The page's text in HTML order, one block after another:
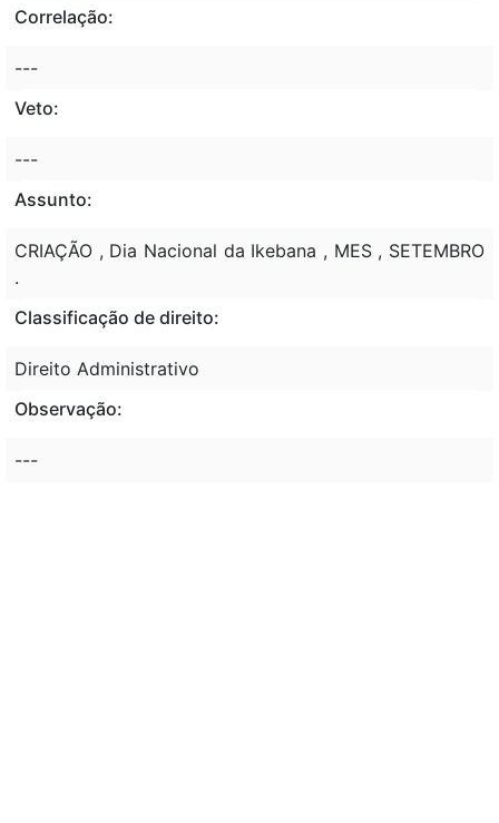
Correlação:
---
Veto:
---
Assunto:
CRIAÇÃO , Dia Nacional da Ikebana , MES , SETEMBRO
.
Classificação de direito:
Direito Administrativo
Observação:
---